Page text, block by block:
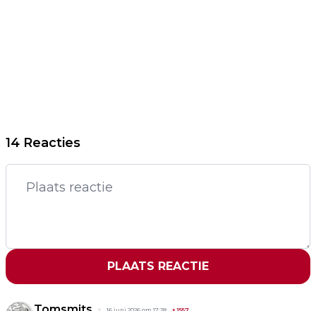
14 Reacties
PLAATS REACTIE
16 juni 2026 om 17:28 +1557